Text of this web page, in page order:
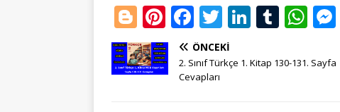
Bl
o
g
g
Pi
n
te
r
F
a
c
e
T
w
it
Li
k
T
m
W
at
ÖNCEKI
2. Sınıf Türkçe 1. Kitap 130-131. Sayfa
Cevapları